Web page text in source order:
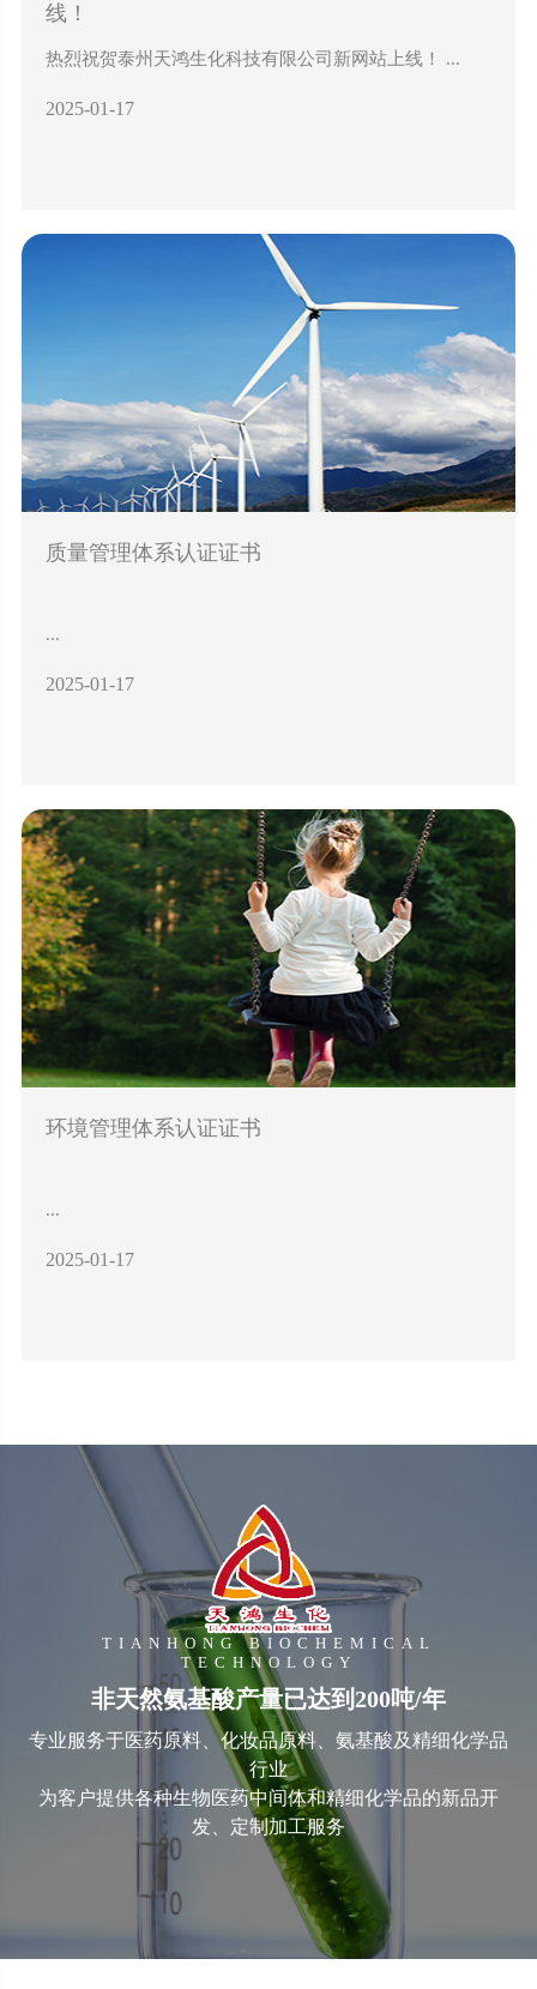
线！
热烈祝贺泰州天鸿生化科技有限公司新网站上线！ ...
2025-01-17
质量管理体系认证证书
...
2025-01-17
环境管理体系认证证书
...
2025-01-17
TIANHONG BIOCHEMICAL
TECHNOLOGY
非天然氨基酸产量已达到200吨/年
专业服务于医药原料、化妆品原料、氨基酸及精细化学品
行业
为客户提供各种生物医药中间体和精细化学品的新品开
发、定制加工服务